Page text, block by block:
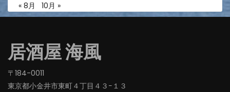
« 8月 10月 »
居酒屋 海風
〒184-0011
東京都小金井市東町４丁目４３−１３